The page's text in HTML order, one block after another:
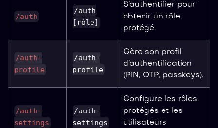
/auth
/auth
[rôle]
S’authentifier pour
obtenir un rôle
protégé.
/auth-
profile
/auth-
profile
Gère son profil
d’authentification
(PIN, OTP, passkeys).
/auth-
settings
/auth-
settings
Configure les rôles
protégés et les
utilisateurs